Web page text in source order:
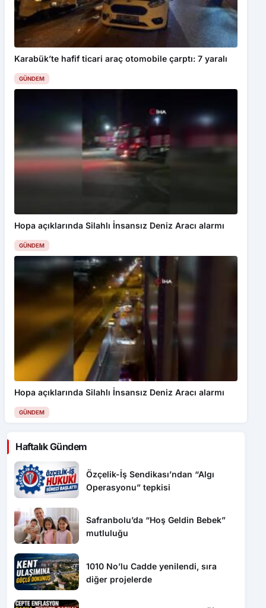
Karabük’te hafif ticari araç otomobile çarptı: 7 yaralı
GÜNDEM
Hopa açıklarında Silahlı İnsansız Deniz Aracı alarmı
GÜNDEM
Hopa açıklarında Silahlı İnsansız Deniz Aracı alarmı
GÜNDEM
Haftalık Gündem
Özçelik-İş Sendikası’ndan “Algı
Operasyonu” tepkisi
Safranbolu’da “Hoş Geldin Bebek”
mutluluğu
1010 No’lu Cadde yenilendi, sıra
diğer projelerde